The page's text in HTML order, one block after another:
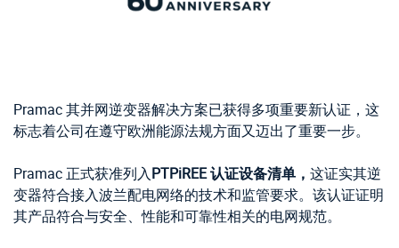
Pramac 其并网逆变器解决方案已获得多项重要新认证，这
标志着公司在遵守欧洲能源法规方面又迈出了重要一步。
Pramac 正式获准列入PTPiREE 认证设备清单， 这证实其逆
变器符合接入波兰配电网络的技术和监管要求。该认证证明
其产品符合与安全、性能和可靠性相关的电网规范。